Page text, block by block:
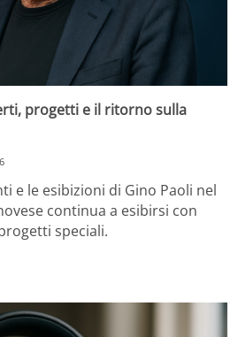
progetti e il ritorno sulla
e le esibizioni di Gino Paoli nel
continua a esibirsi con
speciali.